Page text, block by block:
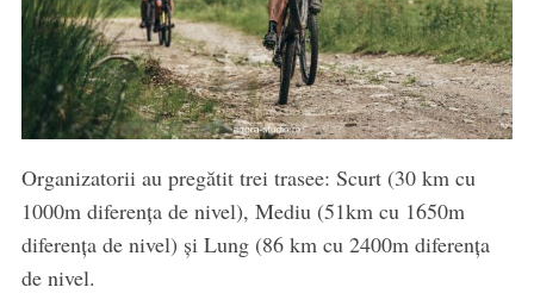
Organizatorii au pregătit trei trasee: Scurt (30 km cu
1000m diferența de nivel), Mediu (51km cu 1650m
diferența de nivel) și Lung (86 km cu 2400m diferența
de nivel.